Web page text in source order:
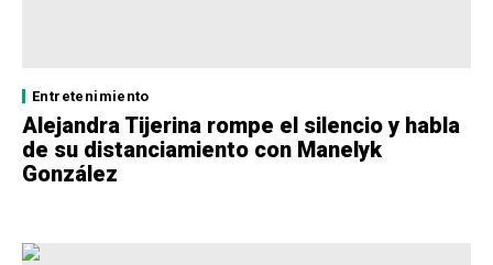
Entretenimiento
Alejandra Tijerina rompe el silencio y habla
de su distanciamiento con Manelyk
González